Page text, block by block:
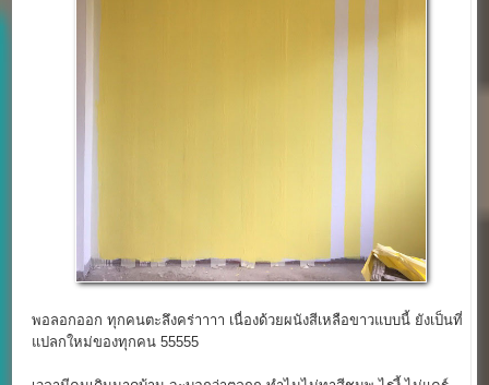
พอลอกออก ทุกคนตะลึงคร่าาาา เนื่องด้วยผนังสีเหลือขาวแบบนี้ ยังเป็นที่
แปลกใหม่ของทุกคน 55555